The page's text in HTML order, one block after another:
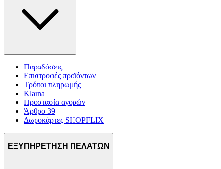
Παραδόσεις
Επιστροφές προϊόντων
Τρόποι πληρωμής
Klarna
Προστασία αγορών
Άρθρο 39
Δωροκάρτες SHOPFLIX
ΕΞΥΠΗΡΕΤΗΣΗ ΠΕΛΑΤΩΝ